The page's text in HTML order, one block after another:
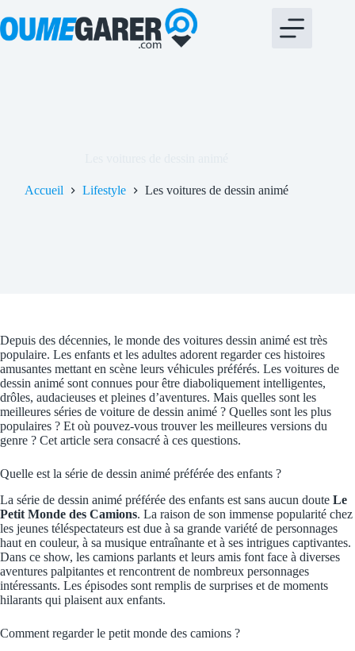
au
contenu
Accueil Lifestyle Les voitures de dessin animé
Depuis des décennies, le monde des voitures dessin animé est très
populaire. Les enfants et les adultes adorent regarder ces histoires
amusantes mettant en scène leurs véhicules préférés. Les voitures de
dessin animé sont connues pour être diaboliquement intelligentes,
drôles, audacieuses et pleines d’aventures. Mais quelles sont les
meilleures séries de voiture de dessin animé ? Quelles sont les plus
populaires ? Et où pouvez-vous trouver les meilleures versions du
genre ? Cet article sera consacré à ces questions.
Quelle est la série de dessin animé préférée des enfants ?
La série de dessin animé préférée des enfants est sans aucun doute Le
Petit Monde des Camions. La raison de son immense popularité chez
les jeunes téléspectateurs est due à sa grande variété de personnages
haut en couleur, à sa musique entraînante et à ses intrigues captivantes.
Dans ce show, les camions parlants et leurs amis font face à diverses
aventures palpitantes et rencontrent de nombreux personnages
intéressants. Les épisodes sont remplis de surprises et de moments
hilarants qui plaisent aux enfants.
Comment regarder le petit monde des camions ?